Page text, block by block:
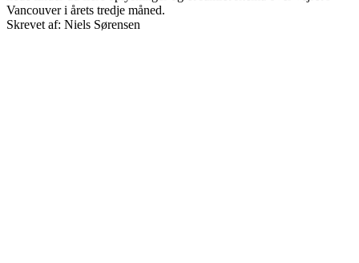
Vancouver i årets tredje måned.
Skrevet af: Niels Sørensen